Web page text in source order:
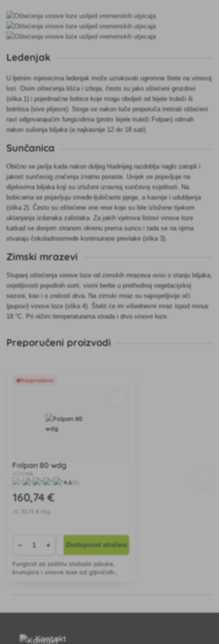
Ledenjak
U ljetnim mjesecima ledenjak može uzrokovati ogromne štete na vinovoj
lozi. Osim oštećenja lišća i izboja, često su jako oštećeni grozdovi
(slika 1) i pojedinačne bobice koje mogu oboljeti od bijele truleži ili
botritisa (sive plijesni). Stoga se nakon tuče preporuča tretirati oštećeni
rast odgovarajućim fungicidima (protiv bijele truleži Folpan) odmah
nakon sušenja biljaka (a najkasnije 12 do 18 sati)
Sunčanica
Obično se javlja kada nakon duljeg hladnijeg razdoblja naglo zatopli i
jakost sunčevog zračenja znatno poraste. Uvijek se pojavljuje na
dijelovima biljaka koji su izloženi izravnoj sunčevoj svjetlosti. Na
bobicama se pojavljuju smeđe-ljubičaste pjege, a kasnije i udubljenja
(slika 2). Često su oštećene one rese koje su bile izložene tijekom
uklanjanja izdanaka zalistaka. Za jakih vjetrova listovi vinove loze
katkad se donjom stranom okrenu prema suncu i tada se na njima
stvaraju čokoladnosmeđe kontinuirane prevlake (slika 3).
Zimski mrazevi
Stupanj oštećenja vinove loze od zimskih mrazeva ovisi o stanju biljaka,
osjetljivosti pojedinih sorti, visini berbe u prethodnoj vegetacijskoj
sezoni, kao i o zrelosti drva. Na zimski mraz su najosjetljivije oči
(pupovi) vinove loze (slika 4). Štetit će im višednevni mraz ispod minus
18 °C. Pri nižim temperaturama strada i drvo vinove loze.
Preporučeni proizvodi
Rasprodano
Folpan 80 wdg
ADAMA
4.6(9)
160,74 €
32 ,15 €/kg
− + Dostupnost stražara
Fungicid za zaštitu stabala jabuke,
krumpira i vinove loze od gljivičnih
Kontakt